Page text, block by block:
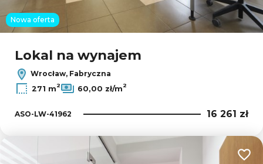
Nowa oferta
Lokal na wynajem
Wrocław, Fabryczna
271 m2 60,00 zł/m2
ASO-LW-41962 16 261 zł